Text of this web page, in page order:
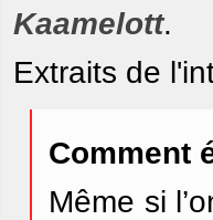
Kaamelott.
Extraits de
Comment
Même si